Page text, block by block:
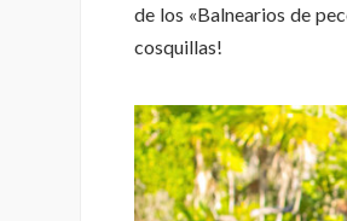
de los «Balnearios de
cosquillas!